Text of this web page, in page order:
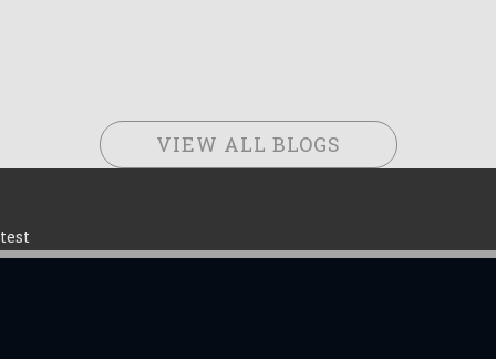
VIEW ALL BLOGS
test